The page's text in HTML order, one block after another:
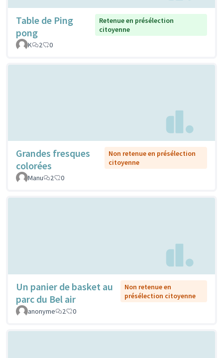
Table de Ping
pong
Retenue en présélection
citoyenne
K
2 0
Grandes fresques
colorées
Non retenue en présélection
citoyenne
Manu
2 0
Un panier de basket au
parc du Bel air
Non retenue en
présélection citoyenne
anonyme
2 0